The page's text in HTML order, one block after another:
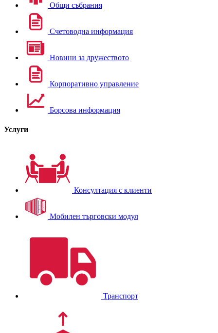
Общи събрания
Счетоводна информация
Новини за дружеството
Корпоративно управление
Борсова информация
Услуги
Консултация с клиенти
Мобилен търговски модул
Транспорт